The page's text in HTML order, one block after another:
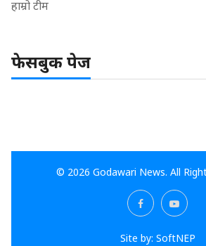
हाम्रो टीम
फेसबुक पेज
© 2026 Godawari News. All
Site by: SoftNEP